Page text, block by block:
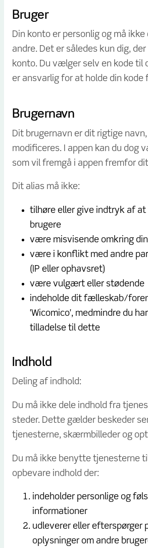
Bruger
Din konto er personlig og må
andre. Det er således kun dig,
konto. Du vælger selv en kode til
er ansvarlig for at holde din kode
Brugernavn
Dit brugernavn er dit rigtige
modificeres. I appen kan du dog
som vil fremgå i appen fremfor
Dit alias må ikke:
tilhøre eller give indtryk af at
brugere
være misvisende omkring
være i konflikt med andre
(IP eller ophavsret)
være vulgært eller stødende
indeholde dit fælleskab/
'Wicomico', medmindre du
tilladelse til dette
Indhold
Deling af indhold:
Du må ikke dele indhold fra
steder. Dette gælder beskeder
tjenesterne, skærmbilleder og
Du må ikke benytte tjenesterne
opbevare indhold der:
indeholder personlige og
informationer
udleverer eller efterspørger
oplysninger om andre